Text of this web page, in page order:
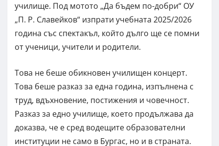
училище. Под мотото „Да бъдем по-добри“ ОУ
„П. Р. Славейков“ изпрати учебната 2025/2026
година със спектакъл, който дълго ще се помни
от ученици, учители и родители.
Това не беше обикновен училищен концерт.
Това беше разказ за една година, изпълнена с
труд, вдъхновение, постижения и човечност.
Разказ за едно училище, което продължава да
доказва, че е сред водещите образователни
институции не само в Бургас, но и в страната.